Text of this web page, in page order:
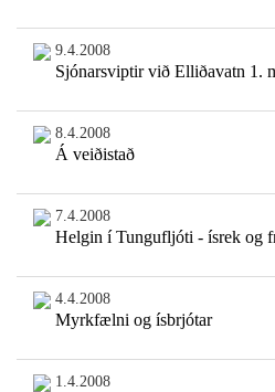
9.4.2008
Sjónarsviptir við Elliðavatn 1.
8.4.2008
Á veiðistað
7.4.2008
Helgin í Tungufljóti - ísrek og
4.4.2008
Myrkfælni og ísbrjótar
1.4.2008